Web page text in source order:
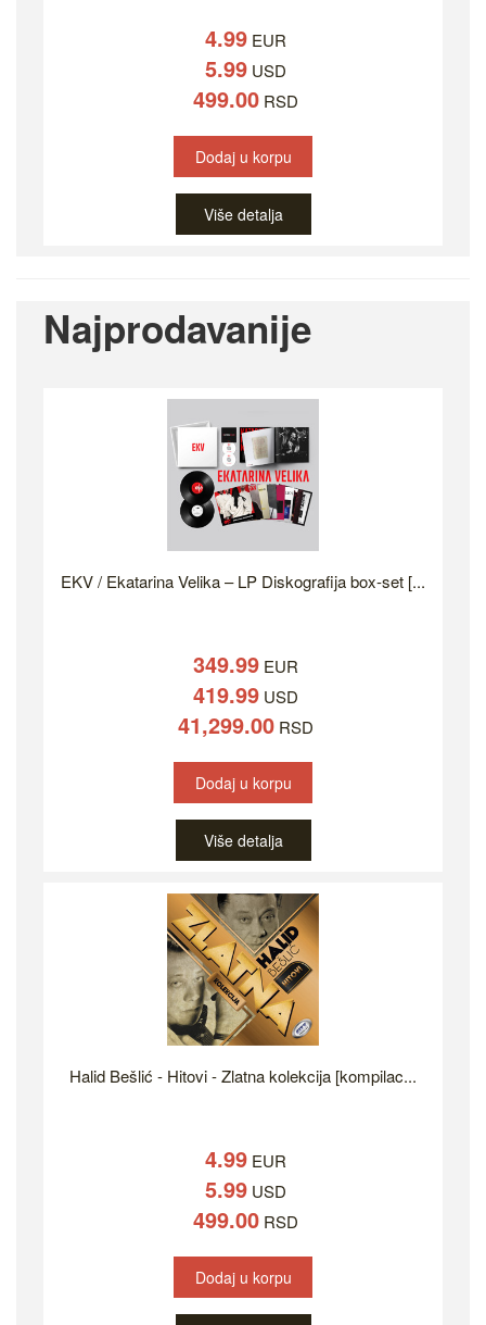
4.99 EUR
5.99 USD
499.00 RSD
Dodaj u korpu
Više detalja
Najprodavanije
EKV / Ekatarina Velika – LP Diskografija box-set [...
349.99 EUR
419.99 USD
41,299.00 RSD
Dodaj u korpu
Više detalja
Halid Bešlić - Hitovi - Zlatna kolekcija [kompilac...
4.99 EUR
5.99 USD
499.00 RSD
Dodaj u korpu